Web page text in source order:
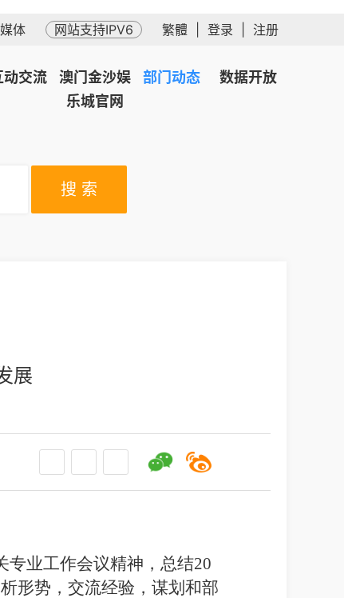
体 网站支持IPV6 繁體 登录 注册
动交流
澳门金沙娱
乐城官网
部门动态 数据开放
搜 索
展
专业工作会议精神，总结20
形势，交流经验，谋划和部